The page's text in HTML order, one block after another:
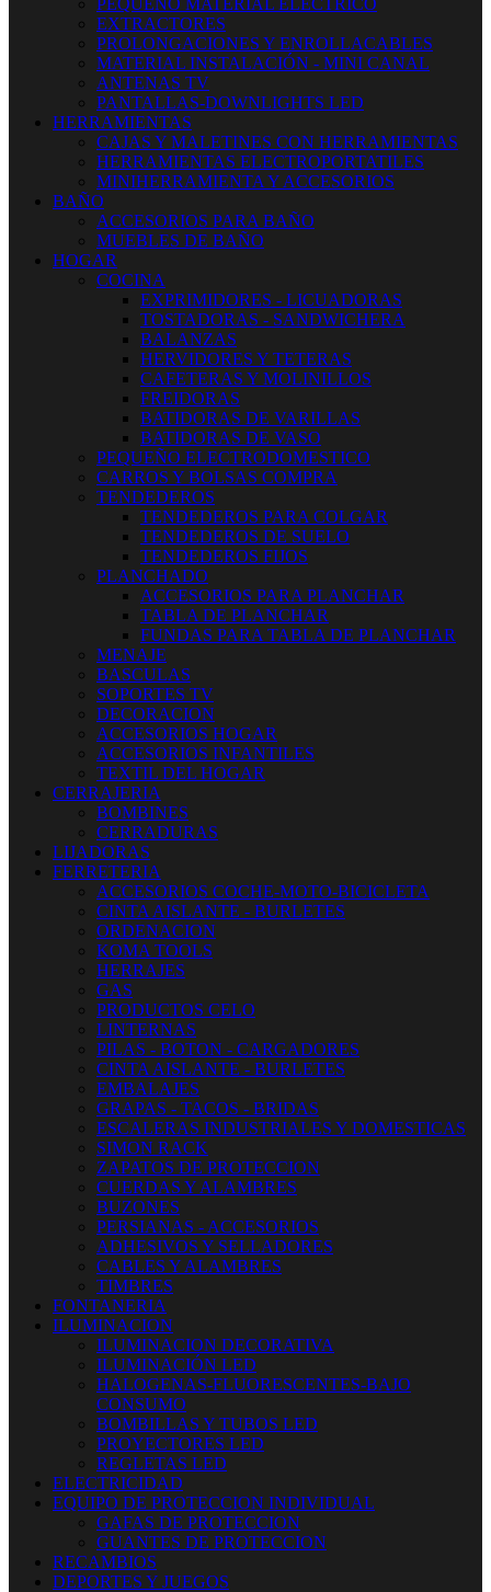
PEQUEÑO MATERIAL ELECTRICO
EXTRACTORES
PROLONGACIONES Y ENROLLACABLES
MATERIAL INSTALACIÓN - MINI CANAL
ANTENAS TV
PANTALLAS-DOWNLIGHTS LED
HERRAMIENTAS
CAJAS Y MALETINES CON HERRAMIENTAS
HERRAMIENTAS ELECTROPORTATILES
MINIHERRAMIENTA Y ACCESORIOS
BAÑO
ACCESORIOS PARA BAÑO
MUEBLES DE BAÑO
HOGAR
COCINA
EXPRIMIDORES - LICUADORAS
TOSTADORAS - SANDWICHERA
BALANZAS
HERVIDORES Y TETERAS
CAFETERAS Y MOLINILLOS
FREIDORAS
BATIDORAS DE VARILLAS
BATIDORAS DE VASO
PEQUEÑO ELECTRODOMESTICO
CARROS Y BOLSAS COMPRA
TENDEDEROS
TENDEDEROS PARA COLGAR
TENDEDEROS DE SUELO
TENDEDEROS FIJOS
PLANCHADO
ACCESORIOS PARA PLANCHAR
TABLA DE PLANCHAR
FUNDAS PARA TABLA DE PLANCHAR
MENAJE
BASCULAS
SOPORTES TV
DECORACION
ACCESORIOS HOGAR
ACCESORIOS INFANTILES
TEXTIL DEL HOGAR
CERRAJERIA
BOMBINES
CERRADURAS
LIJADORAS
FERRETERIA
ACCESORIOS COCHE-MOTO-BICICLETA
CINTA AISLANTE - BURLETES
ORDENACION
KOMA TOOLS
HERRAJES
GAS
PRODUCTOS CELO
LINTERNAS
PILAS - BOTON - CARGADORES
CINTA AISLANTE - BURLETES
EMBALAJES
GRAPAS - TACOS - BRIDAS
ESCALERAS INDUSTRIALES Y DOMESTICAS
SIMON RACK
ZAPATOS DE PROTECCION
CUERDAS Y ALAMBRES
BUZONES
PERSIANAS - ACCESORIOS
ADHESIVOS Y SELLADORES
CABLES Y ALAMBRES
TIMBRES
FONTANERIA
ILUMINACION
ILUMINACION DECORATIVA
ILUMINACIÓN LED
HALOGENAS-FLUORESCENTES-BAJO
CONSUMO
BOMBILLAS Y TUBOS LED
PROYECTORES LED
REGLETAS LED
ELECTRICIDAD
EQUIPO DE PROTECCION INDIVIDUAL
GAFAS DE PROTECCION
GUANTES DE PROTECCION
RECAMBIOS
DEPORTES Y JUEGOS